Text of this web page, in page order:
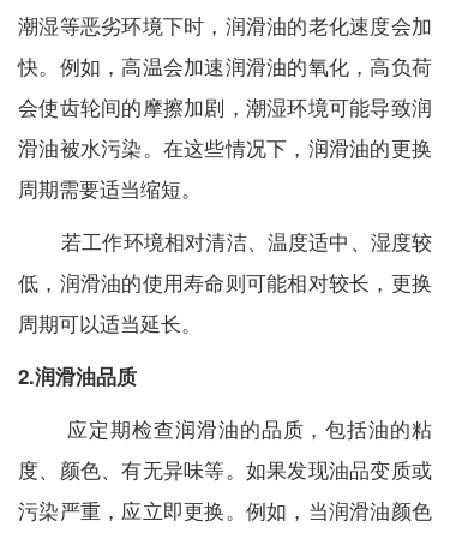
潮湿等恶劣环境下时，润滑油的老化速度会加
快。例如，高温会加速润滑油的氧化，高负荷
会使齿轮间的摩擦加剧，潮湿环境可能导致润
滑油被水污染。在这些情况下，润滑油的更换
周期需要适当缩短。
若工作环境相对清洁、温度适中、湿度较
低，润滑油的使用寿命则可能相对较长，更换
周期可以适当延长。
2.润滑油品质
应定期检查润滑油的品质，包括油的粘
度、颜色、有无异味等。如果发现油品变质或
污染严重，应立即更换。例如，当润滑油颜色